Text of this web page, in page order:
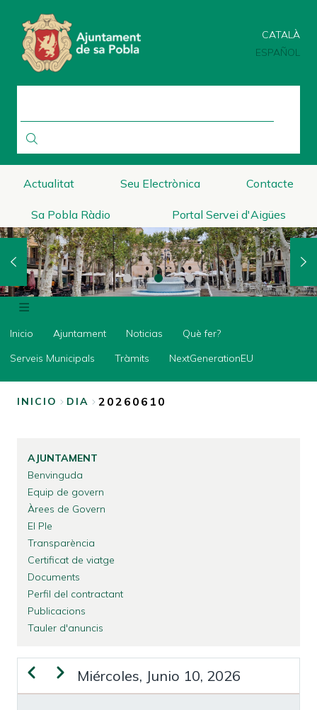
contenido
principal
CATALÀ
ESPAÑOL
Actualitat Seu Electrònica Contacte
Sa Pobla Ràdio Portal Servei d'Aigües
Inicio
Ajuntament
Noticias
Què
Municipals
Tràmits
NextGenerationEU
Inicio Ajuntament Noticias
Què fer?
Serveis Municipals
Tràmits NextGenerationEU
DE
AYUDA
A
LA
NAVEGACIÓN
INICIO DIA 20260610
AJUNTAMENT
Benvinguda
Equip de govern
Àrees de Govern
El Ple
Transparència
Certificat de viatge
Documents
Perfil del contractant
Publicacions
Tauler d'anuncis
Miércoles, Junio 10, 2026
AnteriorSiguiente